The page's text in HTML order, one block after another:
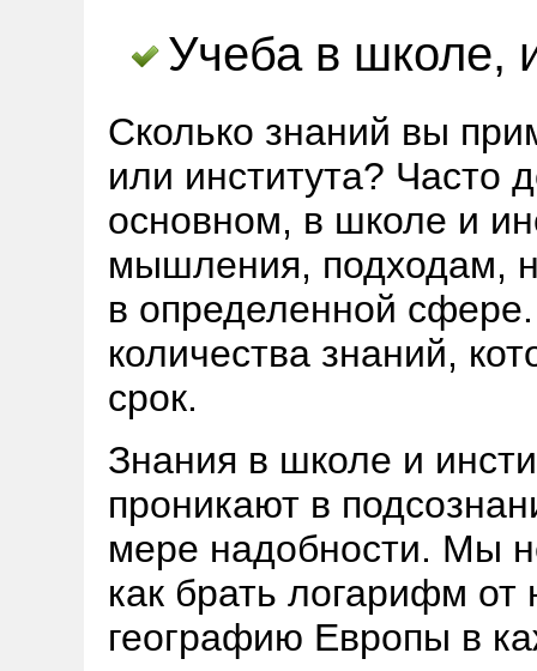
Учеба в школе,
Сколько знаний вы
или института? Часто
основном, в школе и
мышления, подходам,
в определенной
количества знаний,
срок.
Знания в школе и
проникают в
мере надобности. Мы
как брать логарифм
географию Европы в